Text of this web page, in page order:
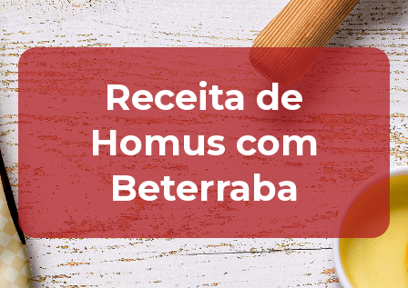
Receita de
Homus com
Beterraba